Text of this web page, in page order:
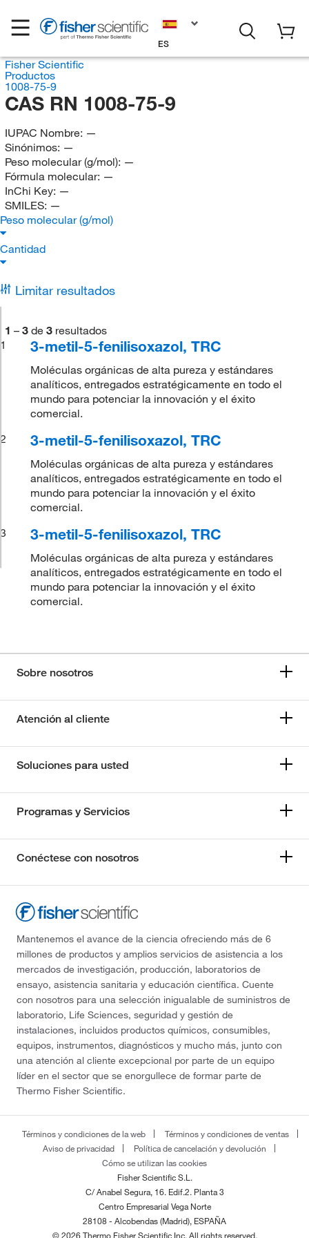
ES
Fisher Scientific
Productos
1008-75-9
CAS RN 1008-75-9
IUPAC Nombre: —
Sinónimos: —
Peso molecular (g/mol): —
Fórmula molecular: —
InChi Key: —
SMILES: —
Peso molecular (g/mol)
Cantidad
Limitar resultados
1 – 3 de 3 resultados
1
3-metil-5-fenilisoxazol, TRC
Moléculas orgánicas de alta pureza y estándares
analíticos, entregados estratégicamente en todo el
mundo para potenciar la innovación y el éxito
comercial.
2
3-metil-5-fenilisoxazol, TRC
Moléculas orgánicas de alta pureza y estándares
analíticos, entregados estratégicamente en todo el
mundo para potenciar la innovación y el éxito
comercial.
3
3-metil-5-fenilisoxazol, TRC
Moléculas orgánicas de alta pureza y estándares
analíticos, entregados estratégicamente en todo el
mundo para potenciar la innovación y el éxito
comercial.
Sobre nosotros
Atención al cliente
Soluciones para usted
Programas y Servicios
Conéctese con nosotros
Mantenemos el avance de la ciencia ofreciendo más de 6
millones de productos y amplios servicios de asistencia a los
mercados de investigación, producción, laboratorios de
ensayo, asistencia sanitaria y educación científica. Cuente
con nosotros para una selección inigualable de suministros de
laboratorio, Life Sciences, seguridad y gestión de
instalaciones, incluidos productos químicos, consumibles,
equipos, instrumentos, diagnósticos y mucho más, junto con
una atención al cliente excepcional por parte de un equipo
líder en el sector que se enorgullece de formar parte de
Thermo Fisher Scientific.
Términos y condiciones de la web
Términos y condiciones de ventas
Aviso de privacidad
Política de cancelación y devolución
Cómo se utilizan las cookies
Fisher Scientific S.L.
C/ Anabel Segura, 16. Edif.2. Planta 3
Centro Empresarial Vega Norte
28108 - Alcobendas (Madrid), ESPAÑA
© 2026 Thermo Fisher Scientific Inc. All rights reserved.